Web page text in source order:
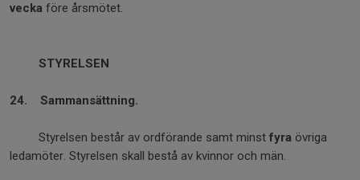
vecka före årsmötet.
STYRELSEN
24. Sammansättning.
Styrelsen består av ordförande samt minst fyra övriga
ledamöter. Styrelsen skall bestå av kvinnor och män.